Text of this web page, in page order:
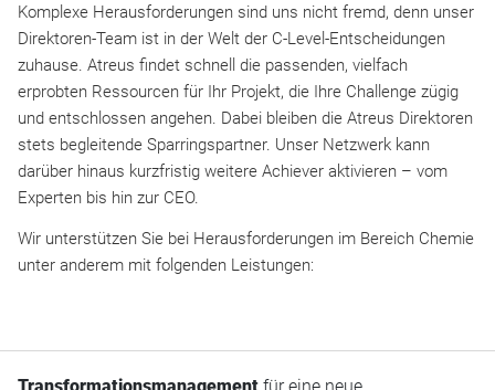
Komplexe Herausforderungen sind uns nicht fremd, denn unser
Direktoren-Team ist in der Welt der C-Level-Entscheidungen
zuhause. Atreus findet schnell die passenden, vielfach
erprobten Ressourcen für Ihr Projekt, die Ihre Challenge zügig
und entschlossen angehen. Dabei bleiben die Atreus Direktoren
stets begleitende Sparringspartner. Unser Netzwerk kann
darüber hinaus kurzfristig weitere Achiever aktivieren – vom
Experten bis hin zur CEO.
Wir unterstützen Sie bei Herausforderungen im Bereich Chemie
unter anderem mit folgenden Leistungen: